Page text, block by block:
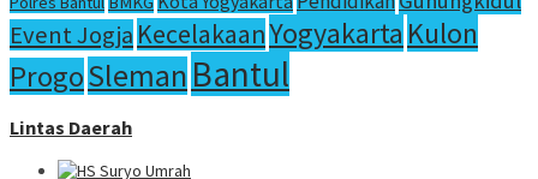
Event Jogja KecelakaanYogyakarta Kulon
ProgoSleman Bantul
Lintas Daerah